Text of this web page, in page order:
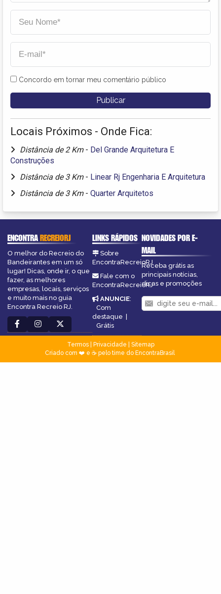
Concordo em tornar meu comentário público
Locais Próximos - Onde Fica:
Distância de 2 Km - Del Grande Arquitetura E
Construções
Distância de 3 Km - Linear Rj Engenharia E Arquitetura
Distância de 3 Km - Quarter Arquitetos
ENCONTRARECREIORJ
O melhor do Recreio do
Bandeirantes em um só
lugar! Dicas, onde ir, o que
fazer, as melhores
empresas, locais, serviços
e muito mais no guia
Encontra Recreio RJ.
LINKS RÁPIDOS
Sobre
EncontraRecreioRJ
Fale com o
EncontraRecreioRJ
ANUNCIE:
Com
destaque
Grátis
NOVIDADES POR E-
MAIL
Receba grátis as
principais notícias,
dicas e promoções
Termos| Privacidade
Sitemap
Criado com ❤️ e ☕ pelo time do EncontraBrasil